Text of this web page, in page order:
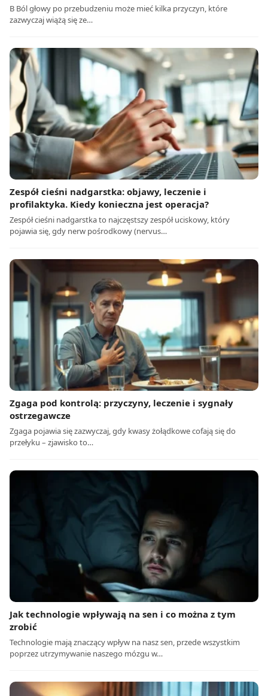
B Ból głowy po przebudzeniu może mieć kilka przyczyn, które
zazwyczaj wiążą się ze…
Zespół cieśni nadgarstka: objawy, leczenie i
profilaktyka. Kiedy konieczna jest operacja?
Zespół cieśni nadgarstka to najczęstszy zespół uciskowy, który
pojawia się, gdy nerw pośrodkowy (nervus…
Zgaga pod kontrolą: przyczyny, leczenie i sygnały
ostrzegawcze
Zgaga pojawia się zazwyczaj, gdy kwasy żołądkowe cofają się do
przełyku – zjawisko to…
Jak technologie wpływają na sen i co można z tym
zrobić
Technologie mają znaczący wpływ na nasz sen, przede wszystkim
poprzez utrzymywanie naszego mózgu w…